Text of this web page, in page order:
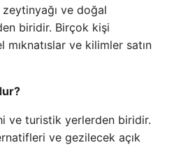
ve doğal
biridir. Birçok kişi
mıknatıslar ve kilimler satın
ve turistik yerlerden biridir.
ve gezilecek açık